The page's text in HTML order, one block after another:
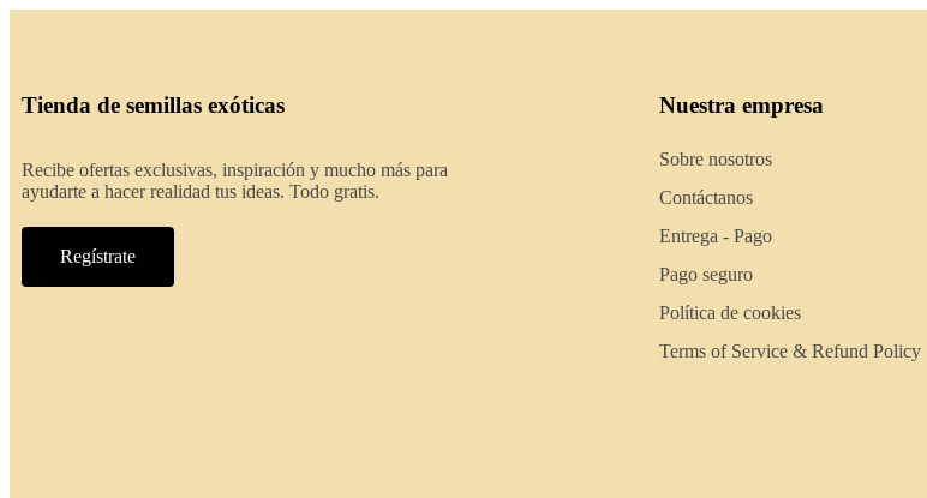
Tienda de semillas exóticas
Recibe ofertas exclusivas, inspiración y mucho más para
ayudarte a hacer realidad tus ideas. Todo gratis.
Regístrate
Nuestra empresa
Sobre nosotros
Contáctanos
Entrega - Pago
Pago seguro
Política de cookies
Terms of Service & Refund Policy